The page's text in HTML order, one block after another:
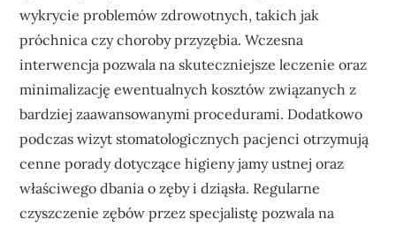
wykrycie problemów zdrowotnych, takich jak
próchnica czy choroby przyzębia. Wczesna
interwencja pozwala na skuteczniejsze leczenie oraz
minimalizację ewentualnych kosztów związanych z
bardziej zaawansowanymi procedurami. Dodatkowo
podczas wizyt stomatologicznych pacjenci otrzymują
cenne porady dotyczące higieny jamy ustnej oraz
właściwego dbania o zęby i dziąsła. Regularne
czyszczenie zębów przez specjalistę pozwala na